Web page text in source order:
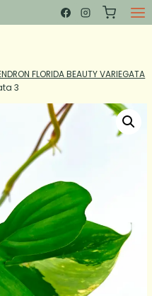
FLORIDA BEAUTY VARIEGATA
3